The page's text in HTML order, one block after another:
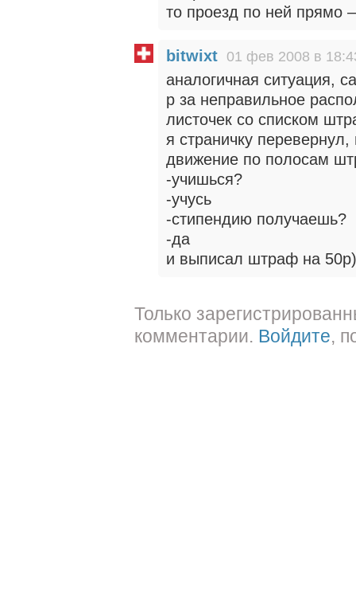
то проезд по ней прямо
bitwixt 01 фев 2008 в
аналогичная ситуация,
р за неправильное
листочек со списком
я страничку
движение по полосам
-учишься?
-учусь
-стипендию получаешь?
-да
и выписал штраф на 50р)
Только
комментарии. Войдите,